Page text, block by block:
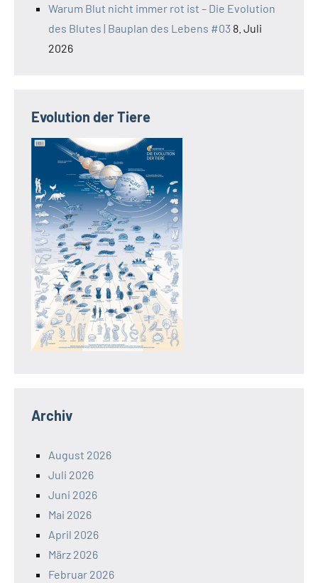
Warum Blut nicht immer rot ist – Die Evolution
des Blutes | Bauplan des Lebens #03 8. Juli
2026
Evolution der Tiere
Archiv
August 2026
Juli 2026
Juni 2026
Mai 2026
April 2026
März 2026
Februar 2026